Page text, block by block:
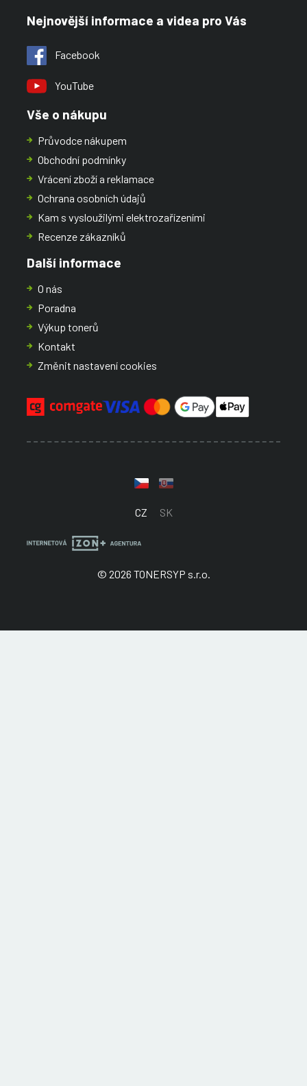
Nejnovější informace a videa pro Vás
Facebook
YouTube
Vše o nákupu
Průvodce nákupem
Obchodní podmínky
Vrácení zboží a reklamace
Ochrana osobních údajů
Kam s vysloužilými elektrozařízeními
Recenze zákazníků
Další informace
O nás
Poradna
Výkup tonerů
Kontakt
Změnit nastavení cookies
CZ SK
© 2026 TONERSYP s.r.o.